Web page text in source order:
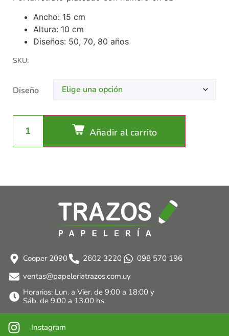
Ancho: 15 cm
Altura: 10 cm
Diseños: 50, 70, 80 años
SKU:
Diseño
Añadir al carrito
Cooper 2090 2602 3220
098 570 196
ventas@papeleriatrazos.com.uy
Horarios: Lun. a Vier. de 9:00 a 18:00 y
Sáb. de 9:00 a 13:00 hs.
Instagram